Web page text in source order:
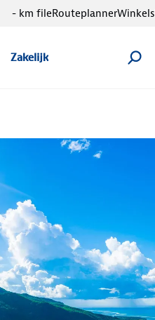
Zakelijk
- km fileRouteplannerWinkels